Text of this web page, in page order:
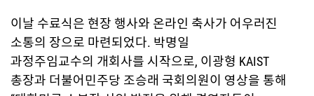
이날 수료식은 현장 행사와 온라인 축사가 어우러진
소통의 장으로 마련되었다. 박명일
과정주임교수의 개회사를 시작으로, 이광형 KAIST
총장과 더불어민주당 조승래 국회의원이 영상을 통해